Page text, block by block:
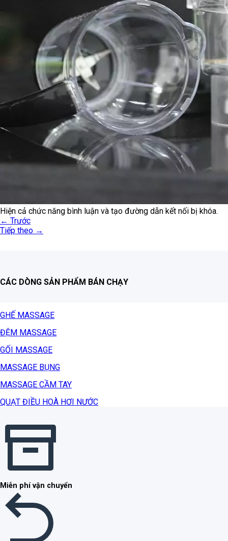
Hiện cả chức năng bình luận và tạo đường dẫn kết nối bị khóa.
← Trước
Tiếp theo →
CÁC DÒNG SẢN PHẨM BÁN CHẠY
GHẾ MASSAGE
ĐỆM MASSAGE
GỐI MASSAGE
MASSAGE BỤNG
MASSAGE CẦM TAY
QUẠT ĐIỀU HOÀ HƠI NƯỚC
Miễn phí vận chuyển